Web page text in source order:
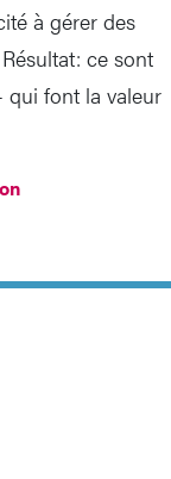
à gérer des
ce sont
qui font la valeur